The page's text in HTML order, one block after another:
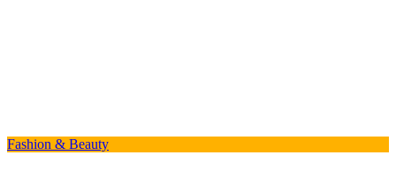
Fashion & Beauty